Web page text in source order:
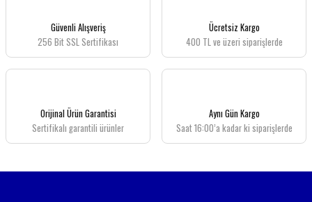
Ürün resmi kalitesiz, bozuk veya görüntülenemiyor.
Bu ürüne benzer farklı alternatifler olmalı.
Güvenli Alışveriş
256 Bit SSL Sertifikası
Ücretsiz Kargo
400 TL ve üzeri siparişlerde
Orijinal Ürün Garantisi
Sertifikalı garantili ürünler
Aynı Gün Kargo
Saat 16:00’a kadar ki siparişlerde